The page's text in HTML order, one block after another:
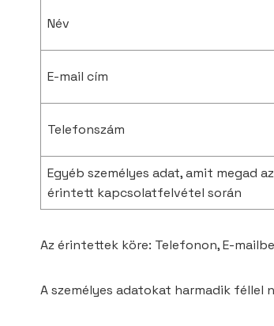
Név
E-mail cím
Telefonszám
Egyéb személyes adat, amit megad az
érintett kapcsolatfelvétel során
Az érintettek köre: Telefonon, E-
A személyes adatokat harmadik féllel